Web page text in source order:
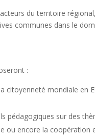
du territoire
communes dans le
:
citoyenneté mondiale en
pédagogiques sur des
ou encore la coopération